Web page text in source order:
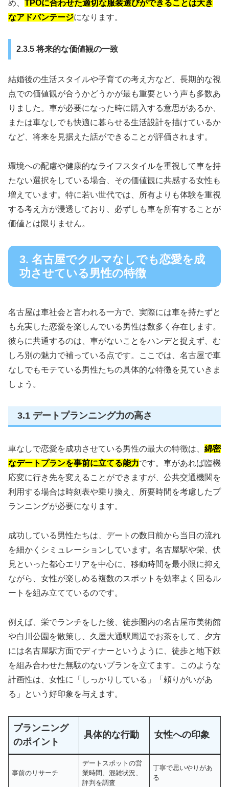
め、 TPOに合わせた適切な服装選びができることは大き
なアドバンテージになります。
2.3.5 将来的な価値観の一致
結婚後の生活スタイルや子育ての考え方など、長期的な視
点での価値観が合うかどうかが最も重要という声も多数あ
りました。車が必要になった時に購入する意思があるか、
または車なしでも快適に暮らせる生活設計を描けているか
など、将来を見据えた話ができることが評価されます。
環境への配慮や健康的なライフスタイルを重視して車を持
たない選択をしている場合、その価値観に共感する女性も
増えています。特に若い世代では、所有よりも体験を重視
する考え方が浸透しており、必ずしも車を所有することが
価値とは限りません。
3. 名古屋でクルマなしでも恋愛を成
功させている男性の特徴
名古屋は車社会と言われる一方で、実際には車を持たずと
も充実した恋愛を楽しんでいる男性は数多く存在します。
彼らに共通するのは、車がないことをハンデと捉えず、む
しろ別の魅力で補っている点です。ここでは、名古屋で車
なしでもモテている男性たちの具体的な特徴を見ていきま
しょう。
3.1 デートプランニング力の高さ
車なしで恋愛を成功させている男性の最大の特徴は、 綿密
なデートプランを事前に立てる能力です。車があれば臨機
応変に行き先を変えることができますが、公共交通機関を
利用する場合は時刻表や乗り換え、所要時間を考慮したプ
ランニングが必要になります。
成功している男性たちは、デートの数日前から当日の流れ
を細かくシミュレーションしています。名古屋駅や栄、伏
見といった都心エリアを中心に、移動時間を最小限に抑え
ながら、女性が楽しめる複数のスポットを効率よく回るル
ートを組み立てているのです。
例えば、栄でランチをした後、徒歩圏内の名古屋市美術館
や白川公園を散策し、久屋大通駅周辺でお茶をして、夕方
には名古屋駅方面でディナーというように、徒歩と地下鉄
を組み合わせた無駄のないプランを立てます。このような
計画性は、女性に「しっかりしている」「頼りがいがあ
る」という好印象を与えます。
プランニング
のポイント
具体的な行動 女性への印象
事前のリサーチ
デートスポットの営
業時間、混雑状況、
評判を調査
丁寧で思いやりがあ
る